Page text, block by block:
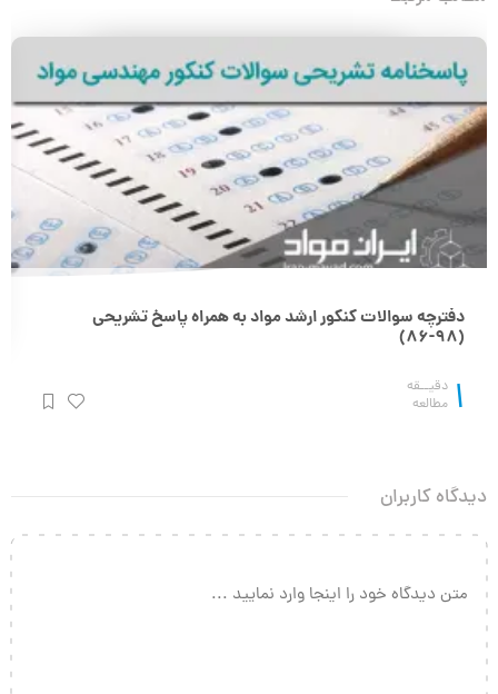
دفترچه سوالات کنکور ارشد مواد به همراه پاسخ تشریحی
(۹۸-۸۶)
1 دقیــقه
مطالعه
دیدگاه کاربران